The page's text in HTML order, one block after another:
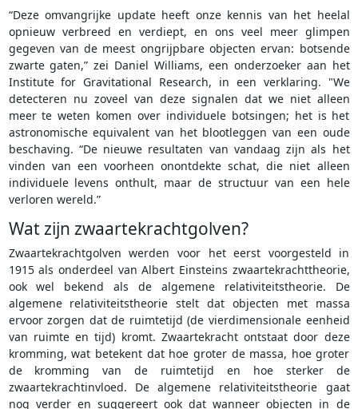
“Deze omvangrijke update heeft onze kennis van het heelal
opnieuw verbreed en verdiept, en ons veel meer glimpen
gegeven van de meest ongrijpbare objecten ervan: botsende
zwarte gaten,” zei Daniel Williams, een onderzoeker aan het
Institute for Gravitational Research, in een verklaring. "We
detecteren nu zoveel van deze signalen dat we niet alleen
meer te weten komen over individuele botsingen; het is het
astronomische equivalent van het blootleggen van een oude
beschaving. “De nieuwe resultaten van vandaag zijn als het
vinden van een voorheen onontdekte schat, die niet alleen
individuele levens onthult, maar de structuur van een hele
verloren wereld.”
Wat zijn zwaartekrachtgolven?
Zwaartekrachtgolven werden voor het eerst voorgesteld in
1915 als onderdeel van Albert Einsteins zwaartekrachttheorie,
ook wel bekend als de algemene relativiteitstheorie. De
algemene relativiteitstheorie stelt dat objecten met massa
ervoor zorgen dat de ruimtetijd (de vierdimensionale eenheid
van ruimte en tijd) kromt. Zwaartekracht ontstaat door deze
kromming, wat betekent dat hoe groter de massa, hoe groter
de kromming van de ruimtetijd en hoe sterker de
zwaartekrachtinvloed. De algemene relativiteitstheorie gaat
nog verder en suggereert ook dat wanneer objecten in de